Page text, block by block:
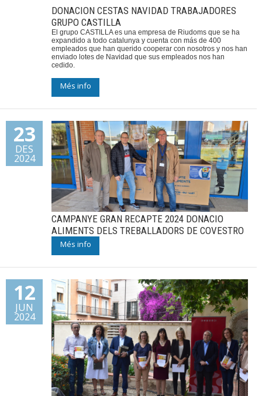
DONACION CESTAS NAVIDAD TRABAJADORES
GRUPO CASTILLA
El grupo CASTILLA es una empresa de Riudoms que se ha
expandido a todo catalunya y cuenta con más de 400
empleados que han querido cooperar con nosotros y nos han
enviado lotes de Navidad que sus empleados nos han
cedido.
Més info
23
DES
2024
CAMPANYE GRAN RECAPTE 2024 DONACIO
ALIMENTS DELS TREBALLADORS DE COVESTRO
Més info
12
JUN
2024